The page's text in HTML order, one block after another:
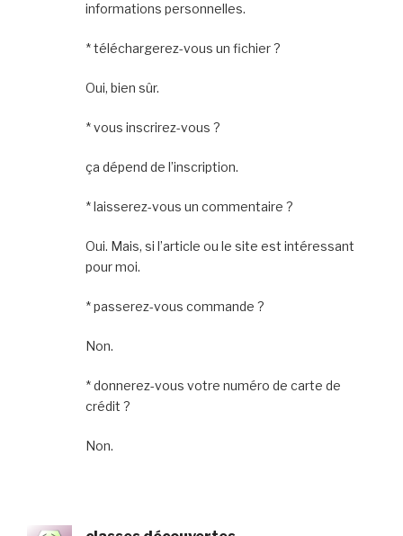
informations personnelles.
* téléchargerez-vous un fichier ?
Oui, bien sûr.
* vous inscrirez-vous ?
ça dépend de l’inscription.
* laisserez-vous un commentaire ?
Oui. Mais, si l’article ou le site est intéressant
pour moi.
* passerez-vous commande ?
Non.
* donnerez-vous votre numéro de carte de
crédit ?
Non.